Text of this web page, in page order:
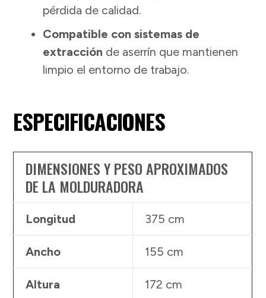
pérdida de calidad.
Compatible con sistemas de
extracción de aserrín que mantienen
limpio el entorno de trabajo.
ESPECIFICACIONES
DIMENSIONES Y PESO APROXIMADOS
DE LA MOLDURADORA
Longitud 375 cm
Ancho 155 cm
Altura 172 cm